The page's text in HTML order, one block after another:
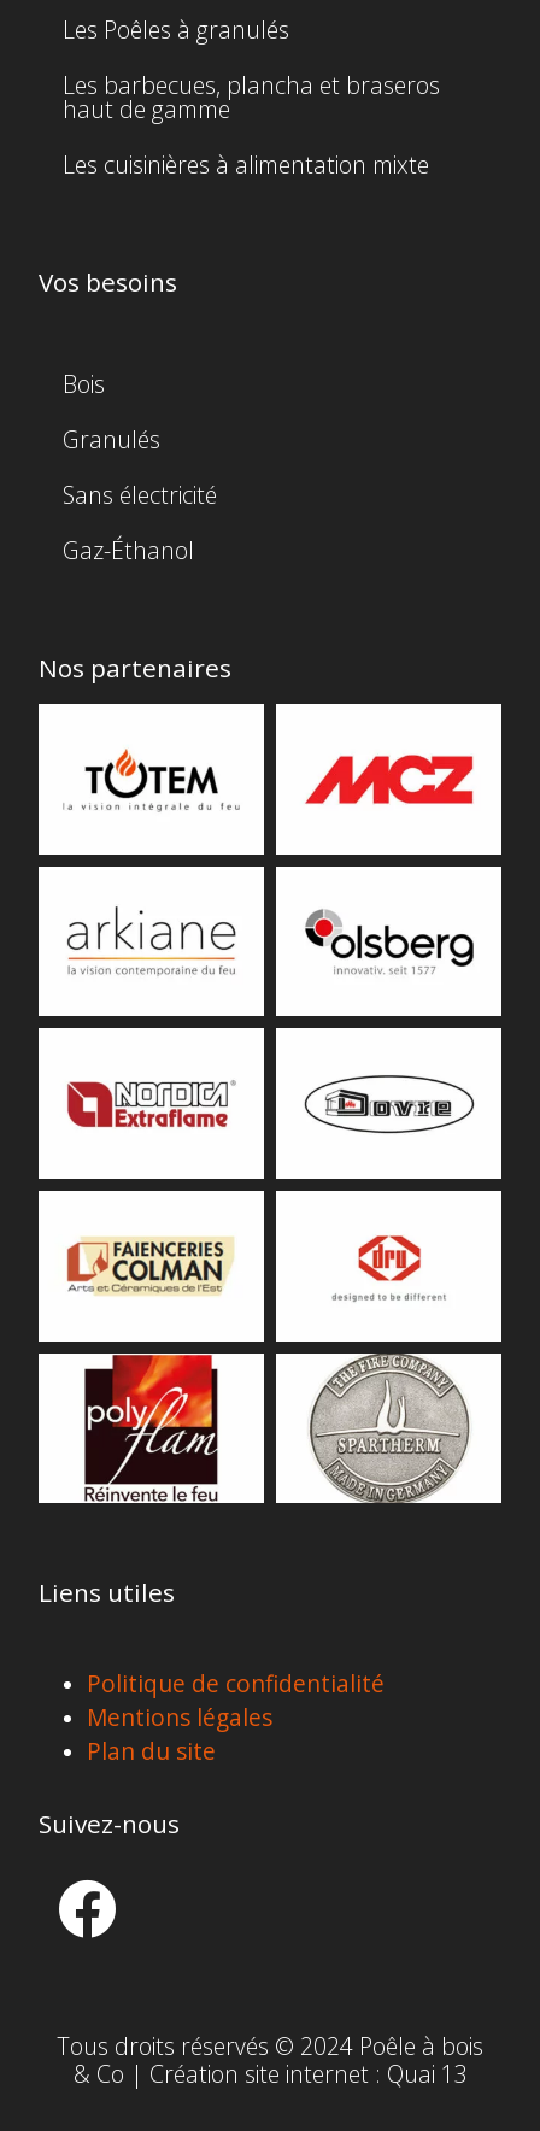
Les Poêles à granulés
Les barbecues, plancha et braseros
haut de gamme
Les cuisinières à alimentation mixte
Vos besoins
Bois
Granulés
Sans électricité
Gaz-Éthanol
Nos partenaires
Liens utiles
Politique de confidentialité
Mentions légales
Plan du site
Suivez-nous
Tous droits réservés © 2024 Poêle à bois
& Co | Création site internet : Quai 13